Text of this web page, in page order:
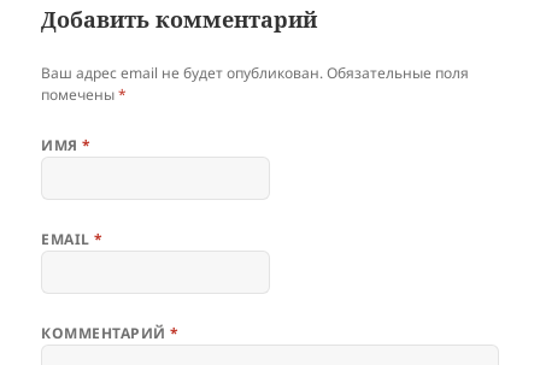
Добавить комментарий
Ваш адрес email не будет опубликован. Обязательные поля
помечены*
ИМЯ*
EMAIL*
КОММЕНТАРИЙ*